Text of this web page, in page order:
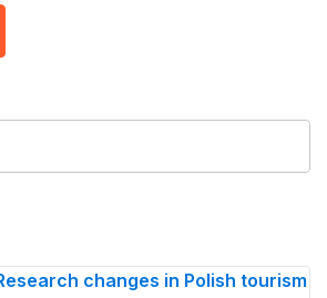
changes in Polish tourism